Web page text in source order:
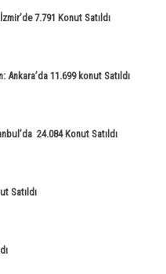
7.791 Konut Satıldı
Ankara’da 11.699 konut Satıldı
24.084 Konut Satıldı
Satıldı